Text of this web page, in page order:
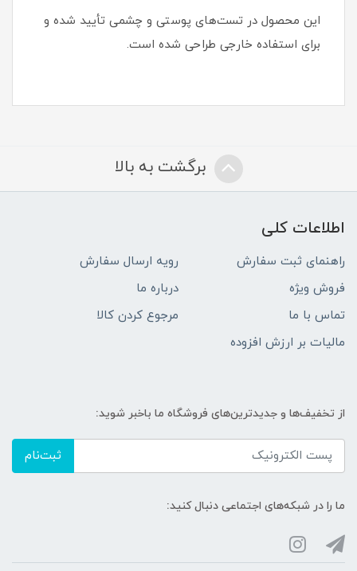
این محصول در تست‌های پوستی و چشمی تأیید شده و
برای استفاده خارجی طراحی شده است.
برگشت به بالا
اطلاعات کلی
راهنمای ثبت سفارش
رویه ارسال سفارش
فروش ویژه
درباره ما
تماس با ما
مرجوع کردن کالا
مالیات بر ارزش افزوده
از تخفیف‌ها و جدیدترین‌های فروشگاه ما باخبر شوید:
ثبت‌نام
ما را در شبکه‌های اجتماعی دنبال کنید: